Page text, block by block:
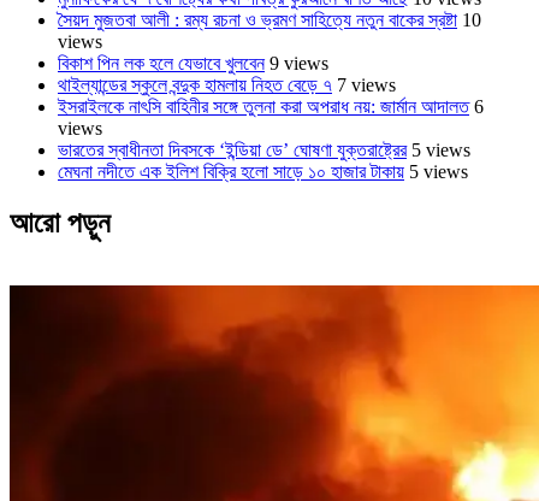
সৈয়দ মুজতবা আলী : রম্য রচনা ও ভ্রমণ সাহিত্যে নতুন বাকের স্রষ্টা 10
views
বিকাশ পিন লক হলে যেভাবে খুলবেন 9 views
থাইল্যান্ডের স্কুলে বন্দুক হামলায় নিহত বেড়ে ৭ 7 views
ইসরাইলকে নাৎসি বাহিনীর সঙ্গে তুলনা করা অপরাধ নয়: জার্মান আদালত 6
views
ভারতের স্বাধীনতা দিবসকে ‘ইন্ডিয়া ডে’ ঘোষণা যুক্তরাষ্ট্রের 5 views
মেঘনা নদীতে এক ইলিশ বিক্রি হলো সাড়ে ১০ হাজার টাকায় 5 views
আরো পড়ুন